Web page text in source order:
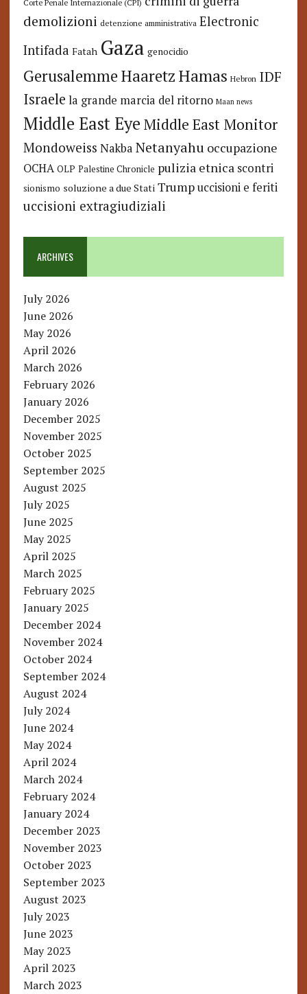
Corte Penale Internazionale (CPI)
demolizioni detenzione amministrativa Electronic
Intifada Fatah Gaza genocidio
GerusalemmeHaaretzHamas Hebron IDF
Israele la grande marcia del ritorno Maan news
Middle East Eye Middle East Monitor
Mondoweiss Nakba Netanyahu occupazione
OCHA OLP Palestine Chronicle pulizia etnica scontri
sionismo soluzione a due Stati Trump uccisioni e feriti
uccisioni extragiudiziali
ARCHIVES
July 2026
June 2026
May 2026
April 2026
March 2026
February 2026
January 2026
December 2025
November 2025
October 2025
September 2025
August 2025
July 2025
June 2025
May 2025
April 2025
March 2025
February 2025
January 2025
December 2024
November 2024
October 2024
September 2024
August 2024
July 2024
June 2024
May 2024
April 2024
March 2024
February 2024
January 2024
December 2023
November 2023
October 2023
September 2023
August 2023
July 2023
June 2023
May 2023
April 2023
March 2023